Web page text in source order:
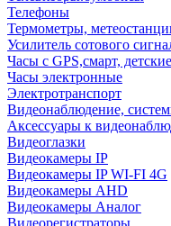
Телефоны
Термометры,
Усилитель сотового
Часы с GPS,смарт, детские
Часы электронные
Электротранспорт
Видеонаблюдение,
Аксессуары к
Видеоглазки
Видеокамеры IP
Видеокамеры IP WI-FI 4G
Видеокамеры AHD
Видеокамеры Аналог
Видеорегистраторы